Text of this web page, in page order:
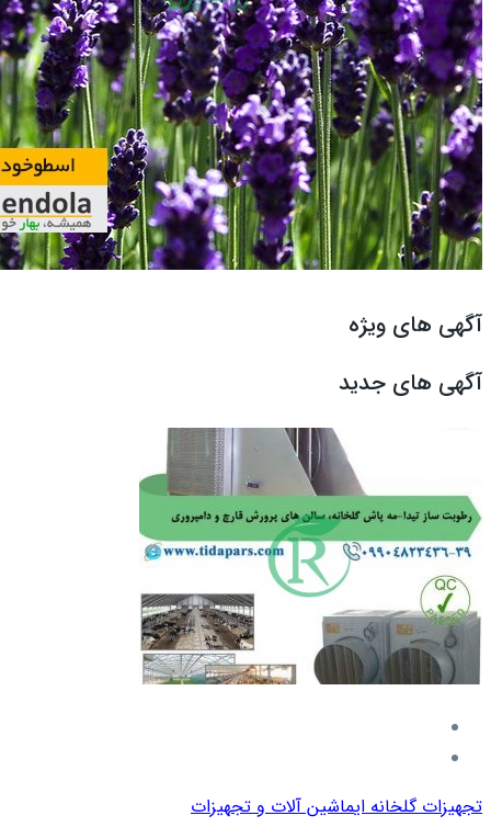
آگهی های ویژه
آگهی های جدید
تجهیزات گلخانه ایماشین آلات و تجهیزات